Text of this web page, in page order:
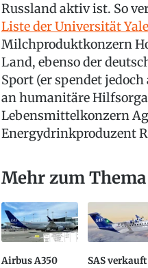
Russland aktiv ist. So
Liste der Universität Yale
Milchproduktkonzern
Land, ebenso der
Sport (er spendet
an humanitäre
Lebensmittelkonzern
Energydrinkproduzent
Mehr zum Thema
Airbus A350
SAS verkauft